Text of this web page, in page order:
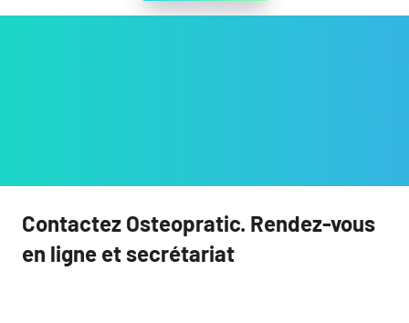
et
Contactez Osteopratic. Rendez-vous
en ligne et secrétariat